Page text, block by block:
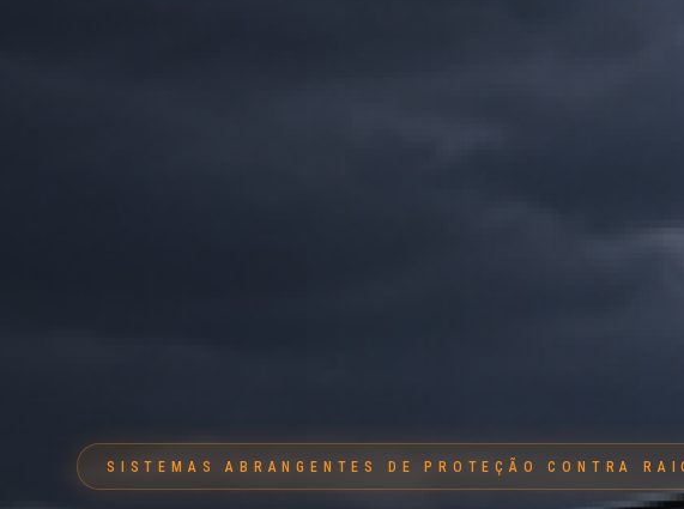
SISTEMAS ABRANGENTES DE PROTEÇÃO CONTRA